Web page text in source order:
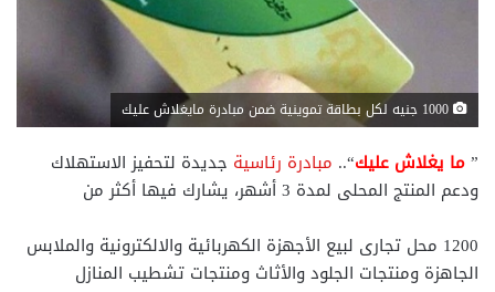
”ما يغلاش عليك“.. مبادرة رئاسية جديدة لتحفيز الاستهلاك
ودعم المنتج المحلى لمدة 3 أشهر، يشارك فيها أكثر من
1200 محل تجارى لبيع الأجهزة الكهربائية والالكترونية والملابس
الجاهزة ومنتجات الجلود والأثاث ومنتجات تشطيب المنازل